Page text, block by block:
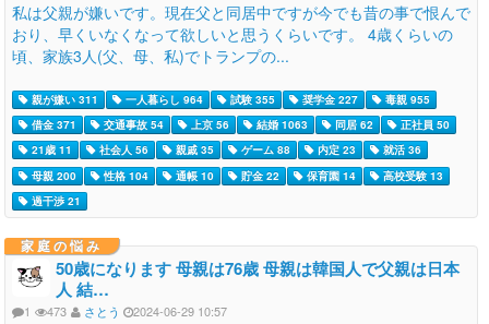
私は父親が嫌いです。現在父と同居中ですが今でも昔の事で恨んで
おり、早くいなくなって欲しいと思うくらいです。 4歳くらいの
頃、家族3人(父、母、私)でトランプの...
親が嫌い 311 一人暮らし 964 試験 355 奨学金 227
毒親 955
借金 371
交通事故 54 上京 56 結婚 1063 同居 62
正社員 50
21歳 11
社会人 56 親戚 35 ゲーム 88 内定 23
就活 36
母親 200
性格 104 通帳 10 貯金 22 保育園 14
高校受験 13
過干渉 21
家庭の悩み
50歳になります 母親は76歳 母親は韓国人で父親は日本
人 結…
1 473 さとう 2024-06-29 10:57